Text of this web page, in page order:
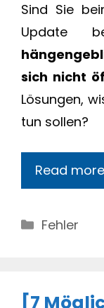
Sind Sie
Update
sich nicht
Lösungen,
tun sollen?
Read more
Categories
Fehler
[7